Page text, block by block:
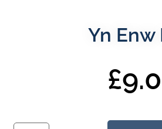
Yn Enw
£